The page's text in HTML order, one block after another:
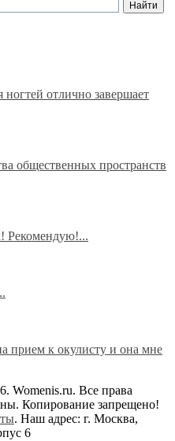
отлично завершает
общественных пространств
Рекомендую!...
прием к окулисту и она мне
Womenis.ru. Все права
Копирование запрещено!
. Наш адрес: г. Москва,
6